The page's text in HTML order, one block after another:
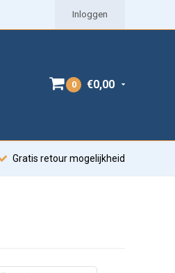
Inloggen
0 €0,00
Gratis retour mogelijkheid